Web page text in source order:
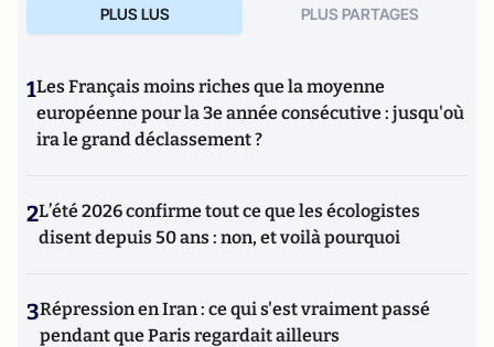
PLUS LUS PLUS PARTAGES
1Les Français moins riches que la moyenne
européenne pour la 3e année consécutive : jusqu'où
ira le grand déclassement ?
2L’été 2026 confirme tout ce que les écologistes
disent depuis 50 ans : non, et voilà pourquoi
3Répression en Iran : ce qui s'est vraiment passé
pendant que Paris regardait ailleurs